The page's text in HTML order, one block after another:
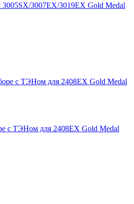
3005SX/3007EX/3019EX Gold Medal
с ТЭНом для 2408EX Gold Medal